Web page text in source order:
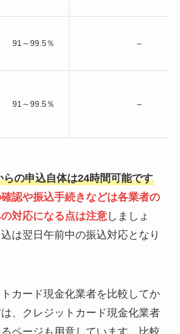
91～99.5％ –
91～99.5％ –
の申込自体は24時間可能です
認や振込手続きなどは各業者の
対応になる点は注意しましょ
は翌日午前中の振込対応となり
カード現金化業者を比較してか
、クレジットカード現金化業者
ページも用意しています。比較